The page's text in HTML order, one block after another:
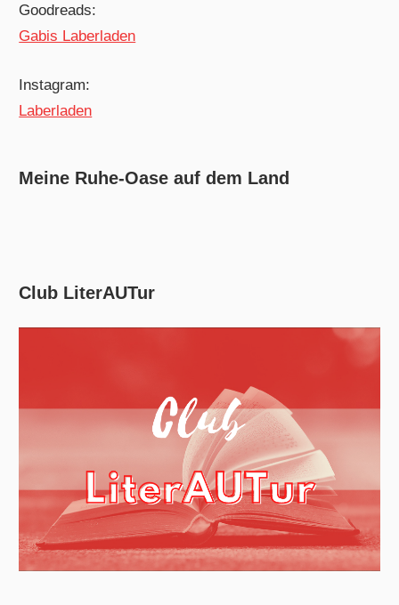
Goodreads:
Gabis Laberladen
Instagram:
Laberladen
Meine Ruhe-Oase auf dem Land
Club LiterAUTur